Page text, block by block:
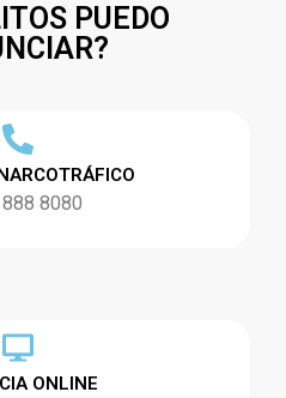
PUEDO
8080
ONLINE